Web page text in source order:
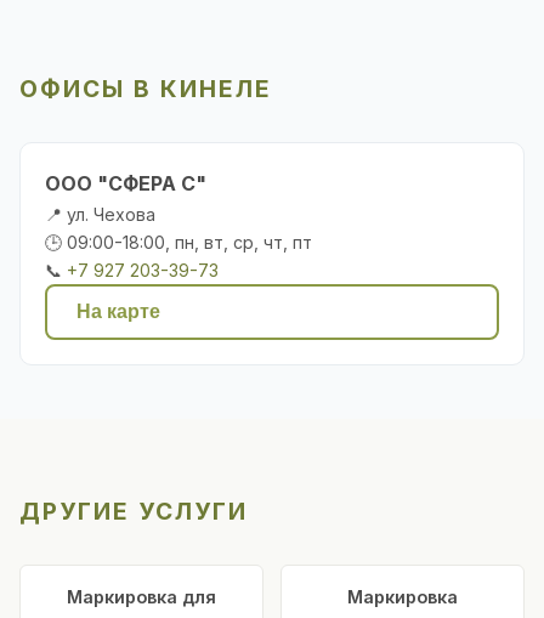
ОФИСЫ В КИНЕЛЕ
ООО "СФЕРА С"
📍 ул. Чехова
🕒 09:00-18:00, пн, вт, ср, чт, пт
📞 +7 927 203-39-73
На карте
ДРУГИЕ УСЛУГИ
Маркировка для
Маркировка